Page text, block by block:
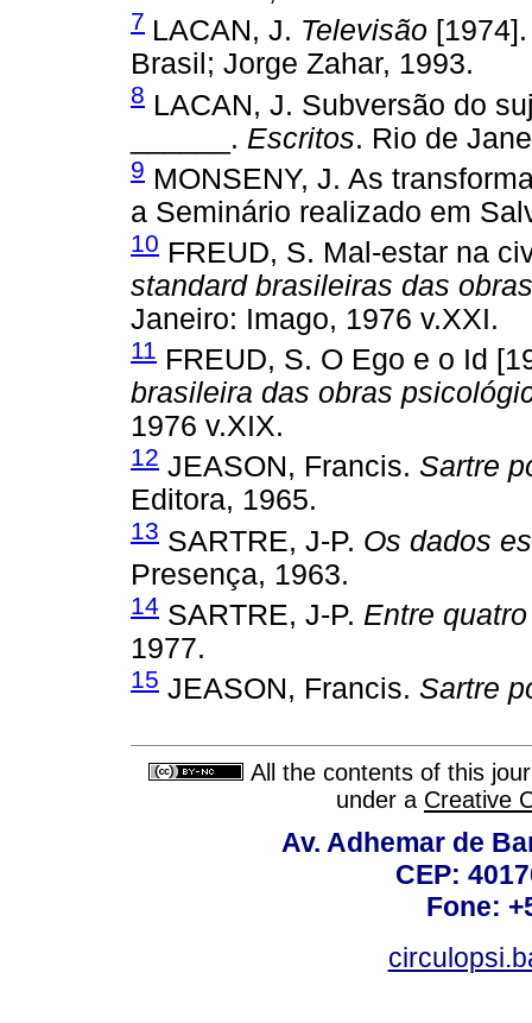
7 LACAN, J. Televisão
Brasil; Jorge Zahar, 1993.
8 LACAN, J. Subversão do
______. Escritos. Rio de
9 MONSENY, J. As
a Seminário realizado em
10 FREUD, S. Mal-estar na
standard brasileiras das
Janeiro: Imago, 1976 v.XXI.
11 FREUD, S. O Ego e o Id
brasileira das obras
1976 v.XIX.
12 JEASON, Francis. Sartre
Editora, 1965.
13 SARTRE, J-P. Os dados
Presença, 1963.
14 SARTRE, J-P. Entre
1977.
15 JEASON, Francis. Sartre
All the contents of this
under a Creative
Av. Adhemar de
CEP:
Fone: